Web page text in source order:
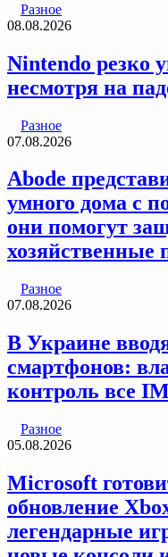
Разное
08.08.2026
Nintendo резко
несмотря на
Разное
07.08.2026
Abode
умного дома с
они помогут
хозяйственные
Разное
07.08.2026
В Украине
смартфонов:
контроль все
Разное
05.08.2026
Microsoft
обновление
легендарные